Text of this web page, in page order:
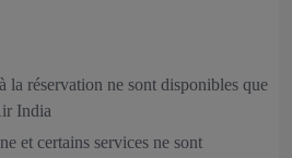
la réservation ne sont disponibles que
India
et certains services ne sont